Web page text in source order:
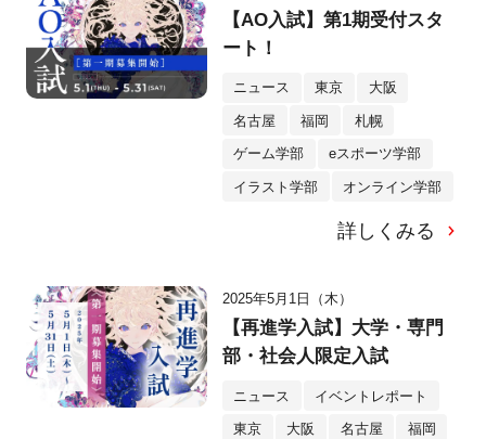
【AO入試】第1期受付スタ
ート！
ニュース 東京 大阪
名古屋 福岡 札幌
ゲーム学部 eスポーツ学部
イラスト学部 オンライン学部
詳しくみる
2025年5月1日（木）
【再進学入試】大学・専門
部・社会人限定入試
ニュース イベントレポート
東京 大阪 名古屋 福岡